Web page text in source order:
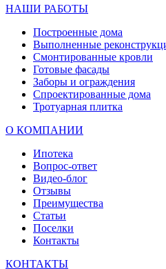
НАШИ РАБОТЫ
Построенные дома
Выполненные
Смонтированные кровли
Готовые фасады
Заборы и ограждения
Спроектированные дома
Тротуарная плитка
О КОМПАНИИ
Ипотека
Вопрос-ответ
Видео-блог
Отзывы
Преимущества
Статьи
Поселки
Контакты
КОНТАКТЫ